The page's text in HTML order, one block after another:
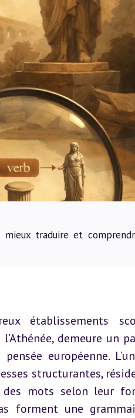
traduire et
établissements
demeure un
européenne.
structurantes,
des mots selon leur
forment une